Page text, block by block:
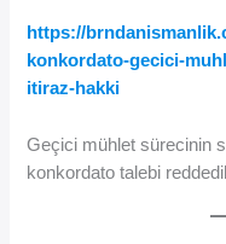
https://
konkordato-gecici-
itiraz-hakki
Geçici mühlet sürecinin
konkordato talebi